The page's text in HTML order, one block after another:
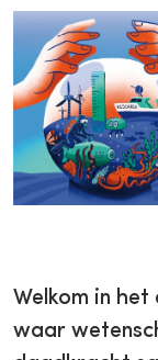
Welkom in het
waar